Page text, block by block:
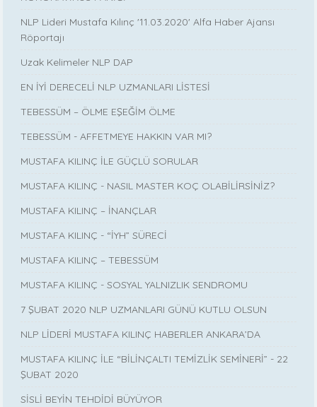
NLP Lideri Mustafa Kılınç '11.03.2020' Alfa Haber Ajansı
Röportajı
Uzak Kelimeler NLP DAP
EN İYİ DERECELİ NLP UZMANLARI LİSTESİ
TEBESSÜM – ÖLME EŞEĞİM ÖLME
TEBESSÜM - AFFETMEYE HAKKIN VAR MI?
MUSTAFA KILINÇ İLE GÜÇLÜ SORULAR
MUSTAFA KILINÇ - NASIL MASTER KOÇ OLABİLİRSİNİZ?
MUSTAFA KILINÇ – İNANÇLAR
MUSTAFA KILINÇ - “İYH” SÜRECİ
MUSTAFA KILINÇ – TEBESSÜM
MUSTAFA KILINÇ - SOSYAL YALNIZLIK SENDROMU
7 ŞUBAT 2020 NLP UZMANLARI GÜNÜ KUTLU OLSUN
NLP LİDERİ MUSTAFA KILINÇ HABERLER ANKARA’DA
MUSTAFA KILINÇ İLE “BİLİNÇALTI TEMİZLİK SEMİNERİ” - 22
ŞUBAT 2020
SİSLİ BEYİN TEHDİDİ BÜYÜYOR